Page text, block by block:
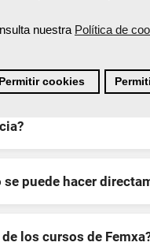
nuestra Política de
Permitir cookies
formación
formación,
puede hacer
los cursos de